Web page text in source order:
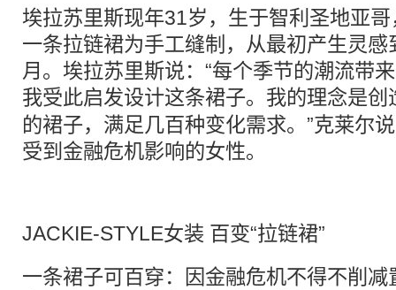
埃拉苏里斯现年31岁，生于智利圣地亚
一条拉链裙为手工缝制，从最初产生灵
月。埃拉苏里斯说：“每个季节的潮流带
我受此启发设计这条裙子。我的理念是创
的裙子，满足几百种变化需求。”克莱尔
受到金融危机影响的女性。
JACKIE-STYLE女装 百变“拉链裙”
一条裙子可百穿：因金融危机不得不削